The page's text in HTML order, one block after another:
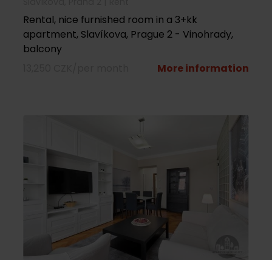
Rental, nice furnished room in a 3+kk
apartment, Slavíkova, Prague 2 - Vinohrady,
balcony
More information